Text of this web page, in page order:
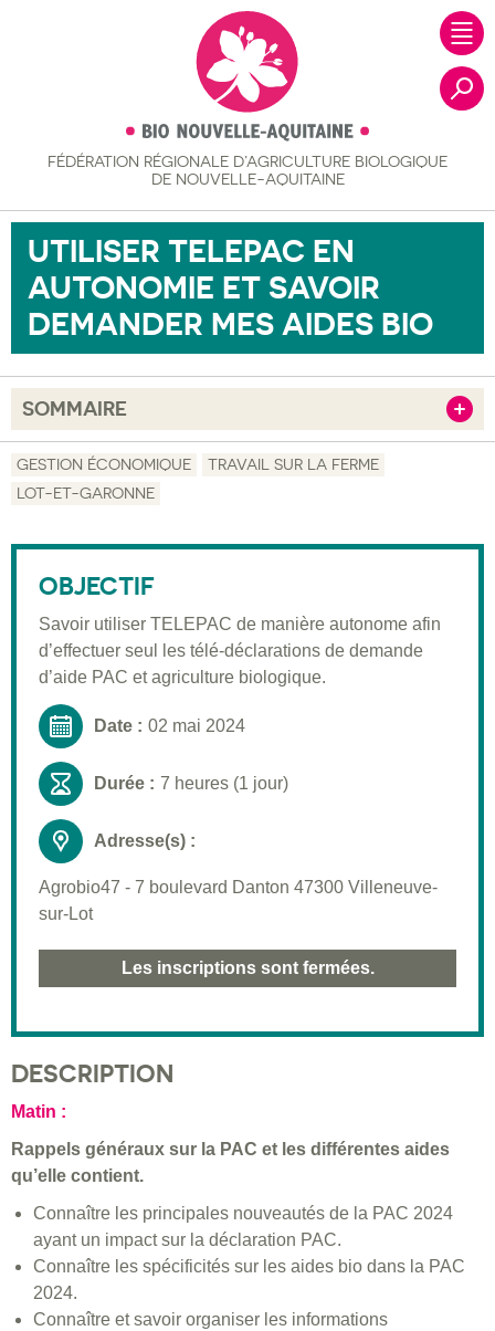
FÉDÉRATION RÉGIONALE D’AGRICULTURE BIOLOGIQUE
DE NOUVELLE-AQUITAINE
UTILISER TELEPAC EN
AUTONOMIE ET SAVOIR
DEMANDER MES AIDES BIO
SOMMAIRE
Description
Public visé
Pré-requis
Validation
Moyens pédagogiques
Informations pratiques
GESTION ÉCONOMIQUE
TRAVAIL SUR LA FERME
LOT-ET-GARONNE
OBJECTIF
Savoir utiliser TELEPAC de manière autonome afin
d’effectuer seul les télé-déclarations de demande
d’aide PAC et agriculture biologique.
Date : 02 mai 2024
Durée : 7 heures (1 jour)
Adresse(s) :
Agrobio47 - 7 boulevard Danton 47300 Villeneuve-
sur-Lot
Les inscriptions sont fermées.
DESCRIPTION
Matin :
Rappels généraux sur la PAC et les différentes aides
qu’elle contient.
Connaître les principales nouveautés de la PAC 2024
ayant un impact sur la déclaration PAC.
Connaître les spécificités sur les aides bio dans la PAC
2024.
Connaître et savoir organiser les informations